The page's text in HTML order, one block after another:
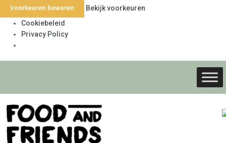
Voorkeuren bewaren
Bekijk voorkeuren
Cookiebeleid
Privacy Policy
Ga
door
naar
Ga
naar
de